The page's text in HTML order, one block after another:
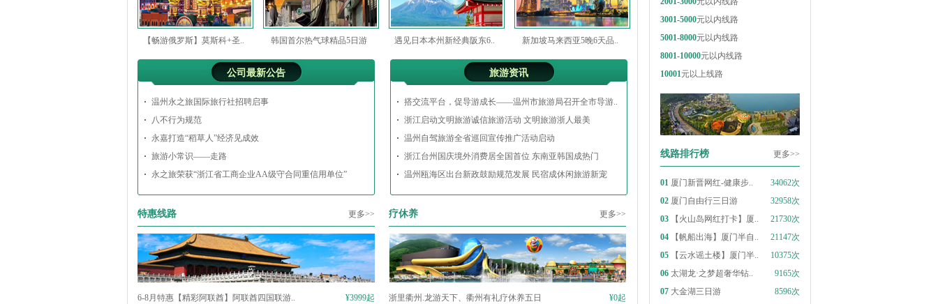
【畅游俄罗斯】莫斯科+圣.. 韩国首尔热气球精品5日游 遇见日本本州新经典阪东6.. 新加坡马来西亚5晚6天品..
公司最新公告
温州永之旅国际旅行社招聘启事
八不行为规范
永嘉打造“稻草人”经济见成效
旅游小常识——走路
永之旅荣获“浙江省工商企业AA级守合同重信用单位”
旅游资讯
搭交流平台，促导游成长——温州市旅游局召开全市导游..
浙江启动文明旅游诚信旅游活动 文明旅游浙人最美
温州自驾旅游全省巡回宣传推广活动启动
浙江台州国庆境外消费居全国首位 东南亚韩国成热门
温州瓯海区出台新政鼓励规范发展 民宿成休闲旅游新宠
特惠线路 更多>>
6-8月特惠【精彩阿联酋】阿联酋四国联游..
¥3999起
疗休养 更多>>
浙里衢州.龙游天下、衢州有礼疗休养五日
¥0起
3001-5000元以内线路
5001-8000元以内线路
8001-10000元以内线路
10001元以上线路
线路排行榜 更多>>
01 厦门新晋网红-健康步..
34062次
02 厦门自由行三日游
32958次
03 【火山岛网红打卡】厦..
21730次
04 【帆船出海】厦门半自..
21147次
05 【云水谣土楼】厦门半..
10375次
06 太湖龙·之梦超奢华钻..
9165次
07 大金湖三日游
8596次